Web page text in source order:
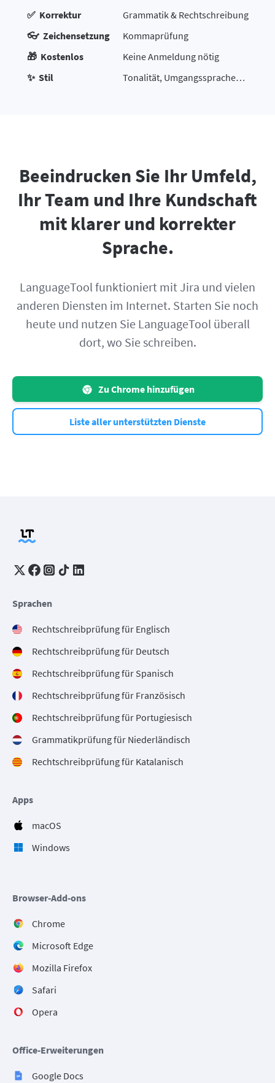
✅ Korrektur
Grammatik & Rechtschreibung
👓 Zeichensetzung
Kommaprüfung
🎁 Kostenlos
Keine Anmeldung nötig
✨ Stil
Tonalität, Umgangssprache…
Beeindrucken Sie Ihr Umfeld,
Ihr Team und Ihre Kundschaft
mit klarer und korrekter
Sprache.
LanguageTool funktioniert mit Jira und vielen
anderen Diensten im Internet. Starten Sie noch
heute und nutzen Sie LanguageTool überall
dort, wo Sie schreiben.
Zu Chrome hinzufügen
Liste aller unterstützten Dienste
Sprachen
Rechtschreibprüfung für Englisch
Rechtschreibprüfung für Deutsch
Rechtschreibprüfung für Spanisch
Rechtschreibprüfung für Französisch
Rechtschreibprüfung für Portugiesisch
Grammatikprüfung für Niederländisch
Rechtschreibprüfung für Katalanisch
Apps
macOS
Windows
Browser-Add-ons
Chrome
Microsoft Edge
Mozilla Firefox
Safari
Opera
Office-Erweiterungen
Google Docs